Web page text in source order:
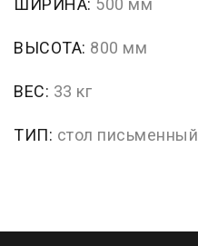
ШИРИНА: 500 мм
ВЫСОТА: 800 мм
ВЕС: 33 кг
ТИП: стол письменный